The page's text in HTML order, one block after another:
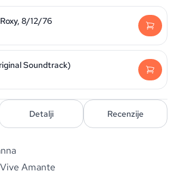
8/12/76
Soundtrack)
Detalji Recenzije
Amante